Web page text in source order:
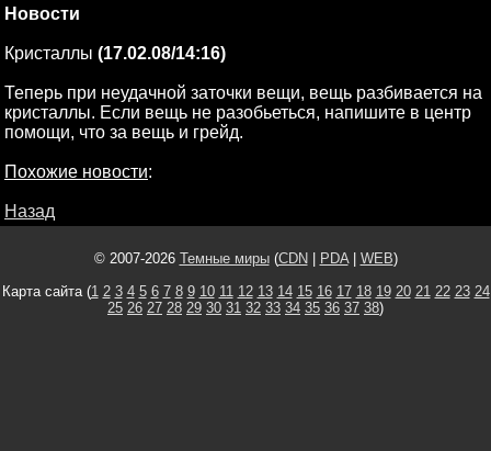
Новости
Кристаллы (17.02.08/14:16)
Теперь при неудачной заточки вещи, вещь разбивается на
кристаллы. Если вещь не разобьеться, напишите в центр
помощи, что за вещь и грейд.
Похожие новости:
Назад
© 2007-2026 Темные миры(CDN PDA| WEB)
Карта сайта (1 2 3 4 5 6 7 8 9 10 11 12 13 14 15 16 17 18 19 20 21 22 23 24
25 26 27 28 29 30 31 32 33 34 35 36 37 38)